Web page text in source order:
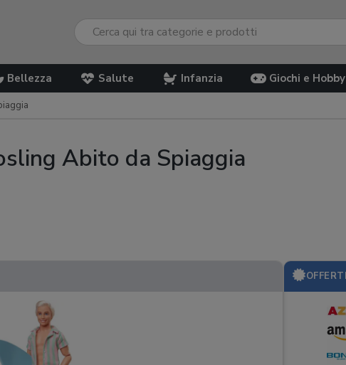
Bellezza Salute Infanzia Giochi e Hobby
Abito da Spiaggia